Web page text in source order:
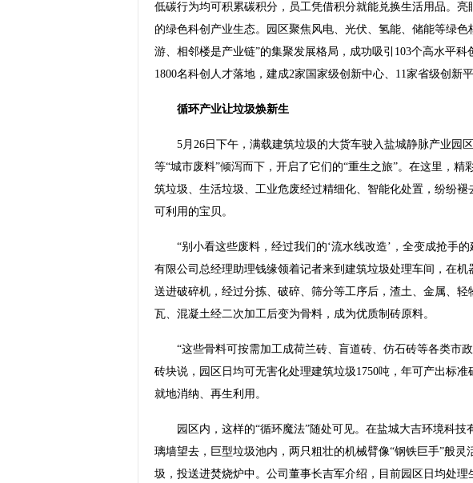
低碳行为均可积累碳积分，员工凭借积分就能兑换生活用品。
的绿色科创产业生态。园区聚焦风电、光伏、氢能、储能等绿色
游、相邻楼是产业链”的集聚发展格局，成功吸引103个高水平科
1800名科创人才落地，建成2家国家级创新中心、11家省级创新平
循环产业让垃圾焕新生
5月26日下午，满载建筑垃圾的大货车驶入盐城静脉产业园
等“城市废料”倾泻而下，开启了它们的“重生之旅”。在这里，精
筑垃圾、生活垃圾、工业危废经过精细化、智能化处置，纷纷褪
可利用的宝贝。
“别小看这些废料，经过我们的‘流水线改造’，全变成抢手的
有限公司总经理助理钱缘领着记者来到建筑垃圾处理车间，在
送进破碎机，经过分拣、破碎、筛分等工序后，渣土、金属、
瓦、混凝土经二次加工后变为骨料，成为优质制砖原料。
“这些骨料可按需加工成荷兰砖、盲道砖、仿石砖等各类市政
砖块说，园区日均可无害化处理建筑垃圾1750吨，年可产出标
就地消纳、再生利用。
园区内，这样的“循环魔法”随处可见。在盐城大吉环境科技
璃墙望去，巨型垃圾池内，两只粗壮的机械臂像“钢铁巨手”般灵
圾，投送进焚烧炉中。公司董事长吉军介绍，目前园区日均处理